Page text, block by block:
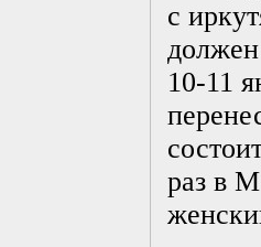
с
10-11
раз в